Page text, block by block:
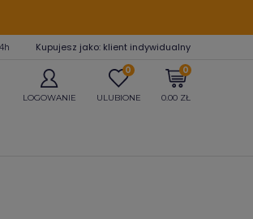
h Kupujesz jako: klient indywidualny
LOGOWANIE
0
ULUBIONE
0
0.00 ZŁ